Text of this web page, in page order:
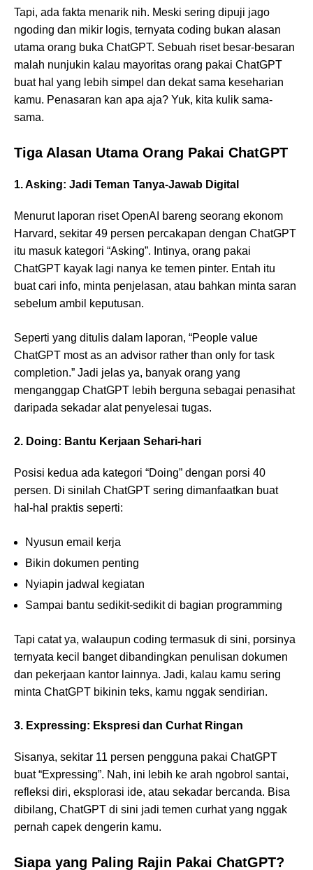
Tapi, ada fakta menarik nih. Meski sering dipuji jago
ngoding dan mikir logis, ternyata coding bukan alasan
utama orang buka ChatGPT. Sebuah riset besar-besaran
malah nunjukin kalau mayoritas orang pakai ChatGPT
buat hal yang lebih simpel dan dekat sama keseharian
kamu. Penasaran kan apa aja? Yuk, kita kulik sama-
sama.
Tiga Alasan Utama Orang Pakai ChatGPT
1. Asking: Jadi Teman Tanya-Jawab Digital
Menurut laporan riset OpenAI bareng seorang ekonom
Harvard, sekitar 49 persen percakapan dengan ChatGPT
itu masuk kategori “Asking”. Intinya, orang pakai
ChatGPT kayak lagi nanya ke temen pinter. Entah itu
buat cari info, minta penjelasan, atau bahkan minta saran
sebelum ambil keputusan.
Seperti yang ditulis dalam laporan, “People value
ChatGPT most as an advisor rather than only for task
completion.” Jadi jelas ya, banyak orang yang
menganggap ChatGPT lebih berguna sebagai penasihat
daripada sekadar alat penyelesai tugas.
2. Doing: Bantu Kerjaan Sehari-hari
Posisi kedua ada kategori “Doing” dengan porsi 40
persen. Di sinilah ChatGPT sering dimanfaatkan buat
hal-hal praktis seperti:
Nyusun email kerja
Bikin dokumen penting
Nyiapin jadwal kegiatan
Sampai bantu sedikit-sedikit di bagian programming
Tapi catat ya, walaupun coding termasuk di sini, porsinya
ternyata kecil banget dibandingkan penulisan dokumen
dan pekerjaan kantor lainnya. Jadi, kalau kamu sering
minta ChatGPT bikinin teks, kamu nggak sendirian.
3. Expressing: Ekspresi dan Curhat Ringan
Sisanya, sekitar 11 persen pengguna pakai ChatGPT
buat “Expressing”. Nah, ini lebih ke arah ngobrol santai,
refleksi diri, eksplorasi ide, atau sekadar bercanda. Bisa
dibilang, ChatGPT di sini jadi temen curhat yang nggak
pernah capek dengerin kamu.
Siapa yang Paling Rajin Pakai ChatGPT?